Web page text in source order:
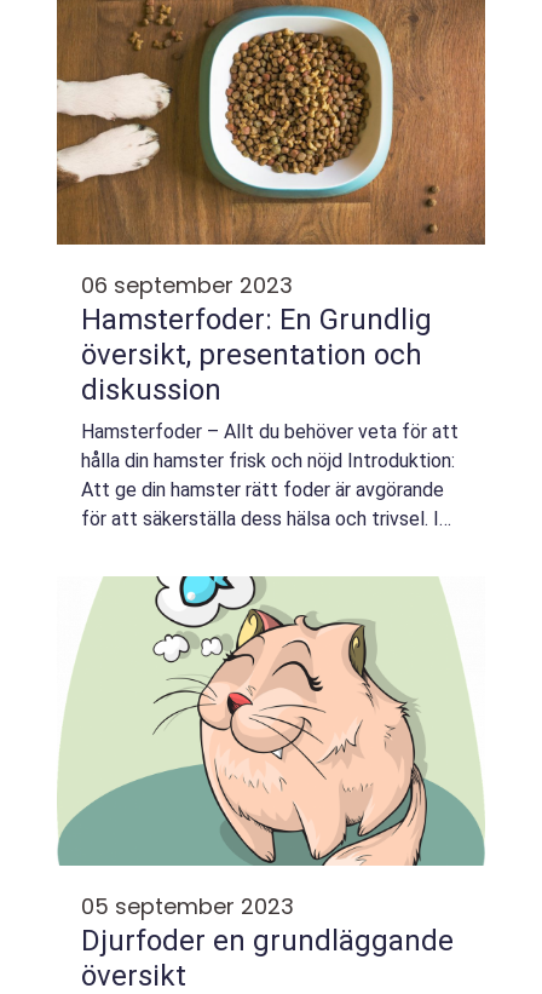
06 september 2023
Hamsterfoder: En Grundlig
översikt, presentation och
diskussion
Hamsterfoder – Allt du behöver veta för att
hålla din hamster frisk och nöjd Introduktion:
Att ge din hamster rätt foder är avgörande
för att säkerställa dess hälsa och trivsel. I
övergripande och grundlig ...
05 september 2023
Djurfoder en grundläggande
översikt